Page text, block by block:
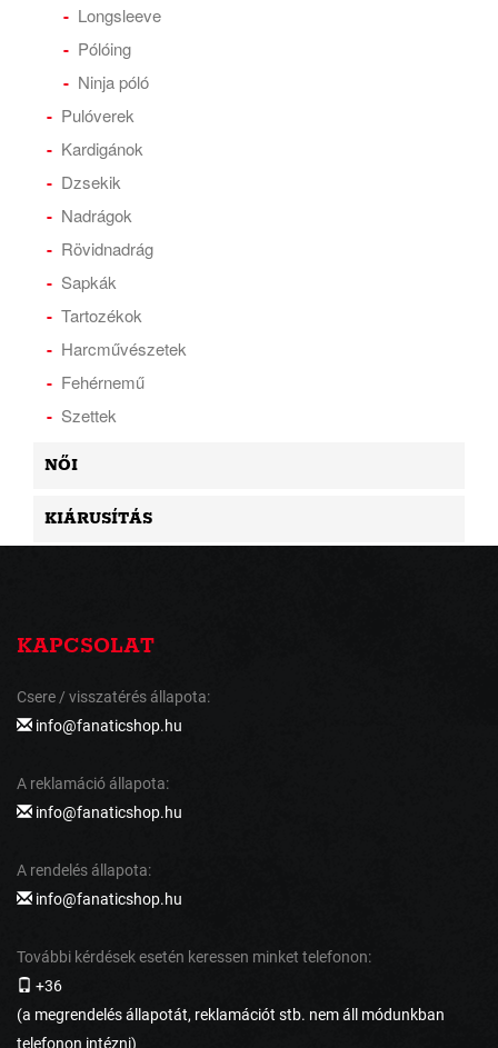
Longsleeve
Pólóing
Ninja póló
Pulóverek
Kardigánok
Dzsekik
Nadrágok
Rövidnadrág
Sapkák
Tartozékok
Harcművészetek
Fehérnemű
Szettek
NŐI
KIÁRUSÍTÁS
KAPCSOLAT
Csere / visszatérés állapota:
info@fanaticshop.hu
A reklamáció állapota:
info@fanaticshop.hu
A rendelés állapota:
info@fanaticshop.hu
További kérdések esetén keressen minket telefonon:
+36
(a megrendelés állapotát, reklamációt stb. nem áll módunkban
telefonon intézni)